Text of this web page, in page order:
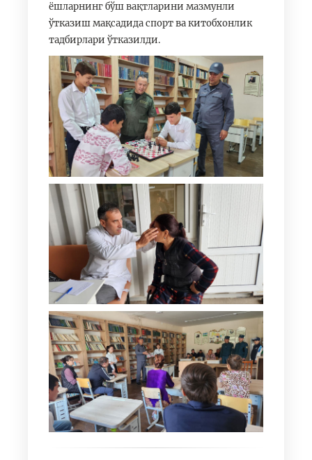
ёшларнинг бўш вақтларини мазмунли
ўтказиш мақсадида спорт ва китобхонлик
тадбирлари ўтказилди.